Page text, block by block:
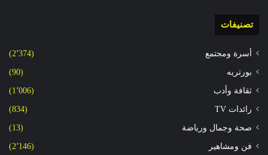
تصنيفات
أسرة ومجتمع (2٬374)
بورتريه (90)
ثقافة وأدب (1٬006)
رائدات TV (834)
صحة وجمال ورياضة (13)
فن ومشاهير (2٬146)